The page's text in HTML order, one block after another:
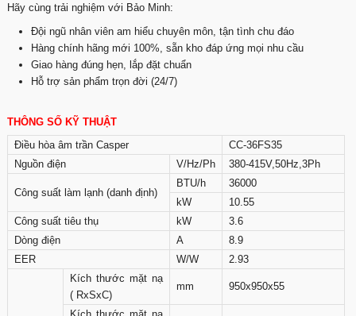
Hãy cùng trải nghiệm với Bảo Minh:
Đội ngũ nhân viên am hiểu chuyên môn, tận tình chu đáo
Hàng chính hãng mới 100%, sẵn kho đáp ứng mọi nhu cầu
Giao hàng đúng hẹn, lắp đặt chuẩn
Hỗ trợ sản phẩm trọn đời (24/7)
THÔNG SỐ KỸ THUẬT
Điều hòa âm trần Casper
CC-36FS35
Nguồn điện
V/Hz/Ph 380-415V,50Hz,3Ph
Công suất làm lạnh (danh định)
BTU/h
36000
kW
10.55
Công suất tiêu thụ
kW
3.6
Dòng điện
A
8.9
EER
W/W 2.93
Kích thước mặt nạ
( RxSxC)
mm 950x950x55